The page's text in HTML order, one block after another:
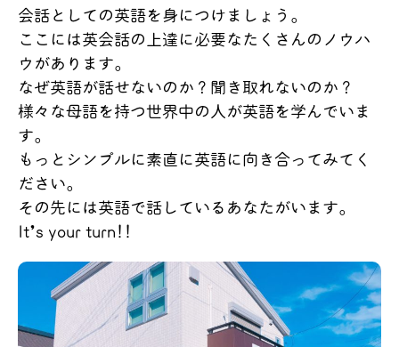
会話としての英語を身につけましょう。
ここには英会話の上達に必要なたくさんのノウハ
ウがあります。
なぜ英語が話せないのか？聞き取れないのか？
様々な母語を持つ世界中の人が英語を学んでいま
す。
もっとシンプルに素直に英語に向き合ってみてく
ださい。
その先には英語で話しているあなたがいます。
It’s your turn!!